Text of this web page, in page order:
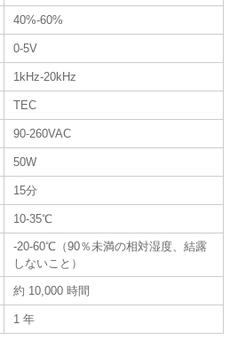
40%-60%
0-5V
1kHz-20kHz
TEC
90-260VAC
50W
15分
10-35℃
-20-60℃（90％未満の相対湿度、結露
しないこと）
約 10,000 時間
1 年